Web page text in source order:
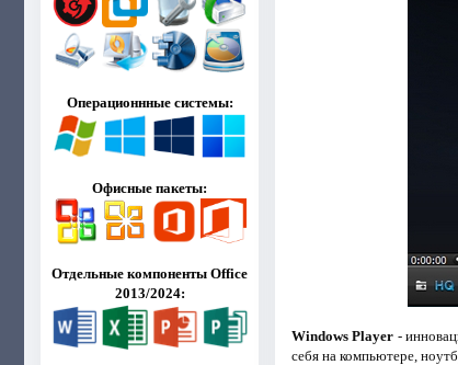
Операционнные системы:
Офисные пакеты:
Отдельные компоненты Office
2013/2024:
Windows Player -
себя на компьютере,